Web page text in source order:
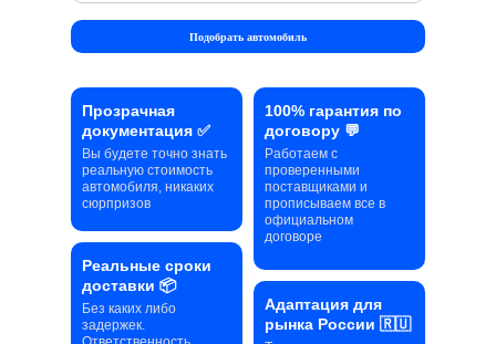
Подобрать автомобиль
Прозрачная
документация ✅
Вы будете точно знать
реальную стоимость
автомобиля, никаких
сюрпризов
100% гарантия по
договору 💬
Работаем с
проверенными
поставщиками и
прописываем все в
официальном
договоре
Реальные сроки
доставки 📦
Без каких либо
задержек.
Адаптация для
рынка России 🇷🇺